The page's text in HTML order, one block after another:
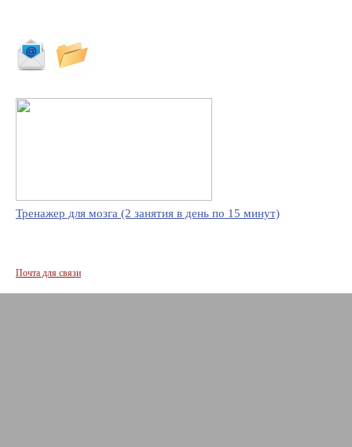
Тренажер для мозга (2 занятия в день по 15 минут)
Почта для связи